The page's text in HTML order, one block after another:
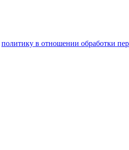
политику в отношении обработки